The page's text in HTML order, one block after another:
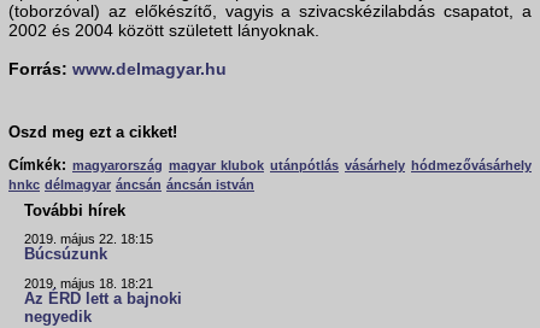
(toborzóval) az előkészítő, vagyis a szivacskézilabdás csapatot, a
2002 és 2004 között született lányoknak.
Forrás: www.delmagyar.hu
Oszd meg ezt a cikket!
Címkék: magyarország magyar klubok utánpótlás vásárhely hódmezővásárhely
hnkc délmagyar áncsán áncsán istván
További hírek
2019. május 22. 18:15
Búcsúzunk
2019. május 18. 18:21
Az ÉRD lett a bajnoki
negyedik